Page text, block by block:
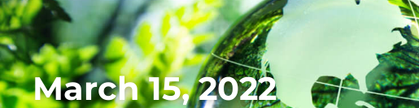
March 15, 2022